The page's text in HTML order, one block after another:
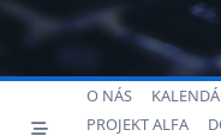
O NÁS
PROJEKT ALFA